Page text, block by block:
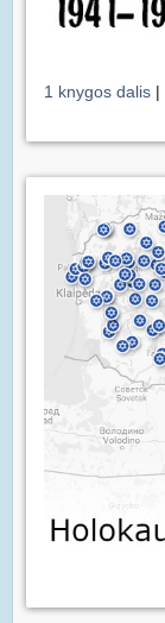
1 knygos dalis |